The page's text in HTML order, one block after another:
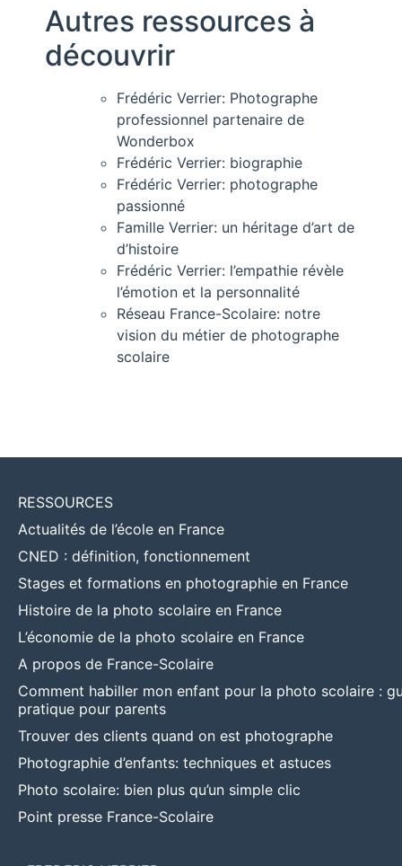
Autres ressources à
découvrir
Frédéric Verrier: Photographe
professionnel partenaire de
Wonderbox
Frédéric Verrier: biographie
Frédéric Verrier: photographe
passionné
Famille Verrier: un héritage d’art de
d’histoire
Frédéric Verrier: l’empathie révèle
l’émotion et la personnalité
Réseau France-Scolaire: notre
vision du métier de photographe
scolaire
RESSOURCES
Actualités de l’école en France
CNED : définition, fonctionnement
Stages et formations en photographie en France
Histoire de la photo scolaire en France
L’économie de la photo scolaire en France
A propos de France-Scolaire
Comment habiller mon enfant pour la photo scolaire :
pratique pour parents
Trouver des clients quand on est photographe
Photographie d’enfants: techniques et astuces
Photo scolaire: bien plus qu’un simple clic
Point presse France-Scolaire